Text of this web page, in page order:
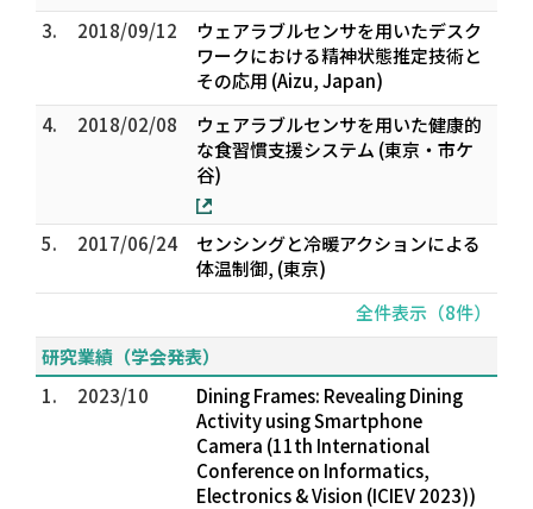
3.
2018/09/12
ウェアラブルセンサを用いたデスク
ワークにおける精神状態推定技術と
その応用 (Aizu, Japan)
4.
2018/02/08
ウェアラブルセンサを用いた健康的
な食習慣支援システム (東京・市ケ
谷)
5. 2017/06/24
センシングと冷暖アクションによる
体温制御, (東京)
全件表示（8件）
研究業績（学会発表）
1.
2023/10
Dining Frames: Revealing Dining
Activity using Smartphone
Camera (11th International
Conference on Informatics,
Electronics & Vision (ICIEV 2023))